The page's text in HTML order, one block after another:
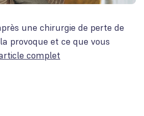
une chirurgie de perte de
provoque et ce que vous
complet